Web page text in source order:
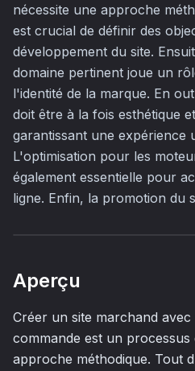
nécessite une approche
est crucial de définir des
développement du site.
domaine pertinent joue un
l'identité de la marque. En
doit être à la fois esthétique
garantissant une expérience
L'optimisation pour les
également essentielle pour
ligne. Enfin, la promotion du
Aperçu
Créer un site marchand
commande est un processus
approche méthodique. Tout